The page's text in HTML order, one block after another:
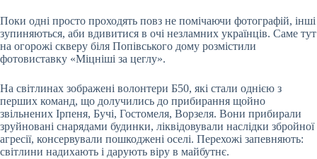
Поки одні просто проходять повз не помічаючи фотографій, інші
зупиняються, аби вдивитися в очі незламних українців. Саме тут
на огорожі скверу біля Попівського дому розмістили
фотовиставку «Міцніші за цеглу».
На світлинах зображені волонтери Б50, які стали однією з
перших команд, що долучились до прибирання щойно
звільнених Ірпеня, Бучі, Гостомеля, Ворзеля. Вони прибирали
зруйновані снарядами будинки, ліквідовували наслідки збройної
агресії, консервували пошкоджені оселі. Перехожі запевняють:
світлини надихають і дарують віру в майбутнє.